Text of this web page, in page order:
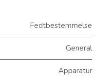
Fedtbestemmelse
General
Apparatur